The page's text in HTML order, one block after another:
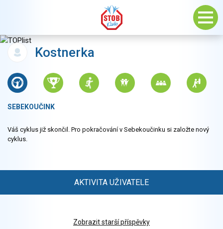
Kostnerka
SEBEKOUČINK
Váš cyklus již skončil. Pro pokračování v Sebekoučinku si založte nový
cyklus.
AKTIVITA UŽIVATELE
Zobrazit starší příspěvky